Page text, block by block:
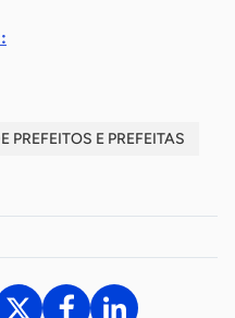
PREFEITOS E PREFEITAS